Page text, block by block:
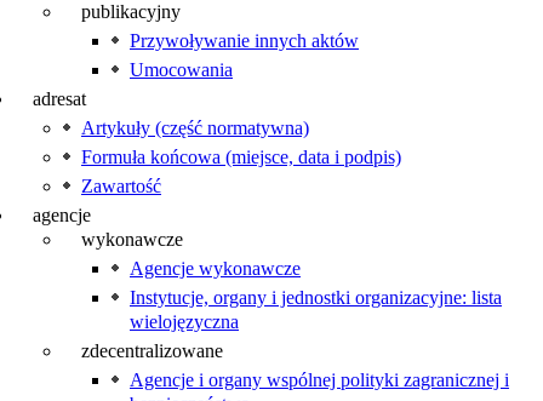
publikacyjny
Przywoływanie innych aktów
Umocowania
adresat
Artykuły (część normatywna)
Formuła końcowa (miejsce, data i podpis)
Zawartość
agencje
wykonawcze
Agencje wykonawcze
Instytucje, organy i jednostki organizacyjne: lista
wielojęzyczna
zdecentralizowane
Agencje i organy wspólnej polityki zagranicznej i